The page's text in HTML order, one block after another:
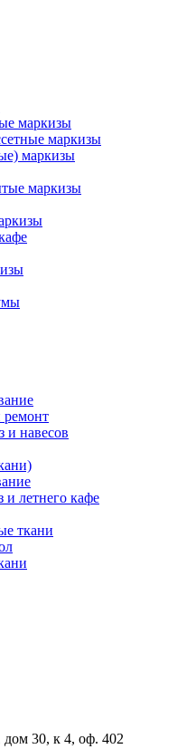
маркизы
маркизы
маркизы
маркизы
и навесов
и летнего кафе
ткани
дом 30, к 4, оф. 402